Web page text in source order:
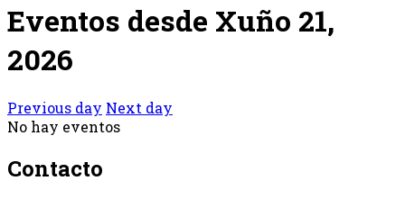
Eventos desde Xuño 21,
2026
Previous day Next day
No hay eventos
Contacto